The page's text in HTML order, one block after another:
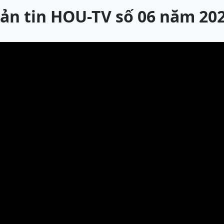
tin HOU-TV số 06 năm